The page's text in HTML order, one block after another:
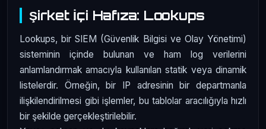
Şirket İçi Hafıza: Lookups
Lookups, bir SIEM (Güvenlik Bilgisi ve Olay Yönetimi)
sisteminin içinde bulunan ve ham log verilerini
anlamlandırmak amacıyla kullanılan statik veya dinamik
listelerdir. Örneğin, bir IP adresinin bir departmanla
ilişkilendirilmesi gibi işlemler, bu tablolar aracılığıyla hızlı
bir şekilde gerçekleştirilebilir.